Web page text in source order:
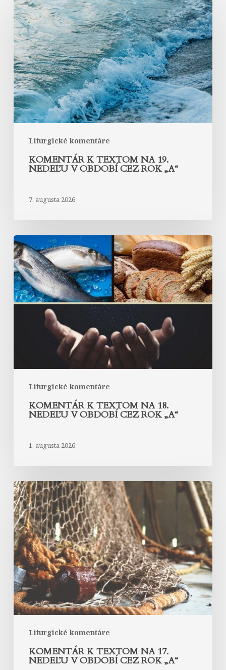
Liturgické komentáre
k
textom
na
19.
nedeľu
v
období
cez
rok
„A“
KOMENTÁR K TEXTOM NA 19.
NEDEĽU V OBDOBÍ CEZ ROK „A“
7. augusta 2026
Liturgické komentáre
Komentár
k
textom
na
18.
nedeľu
„A“
KOMENTÁR K TEXTOM NA 18.
NEDEĽU V OBDOBÍ CEZ ROK „A“
1. augusta 2026
Liturgické komentáre
Komentár
k
textom
na
17.
nedeľu
v
období
cez
rok
„A“
KOMENTÁR K TEXTOM NA 17.
NEDEĽU V OBDOBÍ CEZ ROK „A“